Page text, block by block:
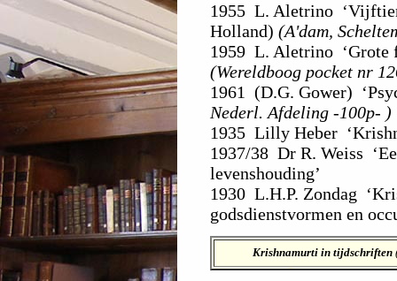
1955 L. Aletrino
Holland) (A'dam,
1959 L. Aletrino ‘Grote
(Wereldboog pocket nr
1961 (D.G. Gower)
Nederl. Afdeling -100p- )
1935 Lilly Heber
1937/38 Dr R. Weiss
levenshouding’
1930 L.H.P. Zondag
godsdienstvormen en
Krishnamurti in tijdschriften